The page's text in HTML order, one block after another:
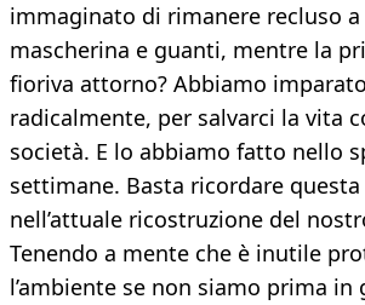
immaginato di rimanere recluso a
mascherina e guanti, mentre la
fioriva attorno? Abbiamo
radicalmente, per salvarci la vita
società. E lo abbiamo fatto nello
settimane. Basta ricordare
nell’attuale ricostruzione del
Tenendo a mente che è inutile
l’ambiente se non siamo prima in